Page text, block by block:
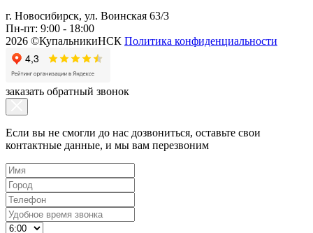
г. Новосибирск, ул. Воинская 63/3
Пн-пт: 9:00 - 18:00
2026 ©КупальникиНСК Политика конфиденциальности
заказать обратный звонок
Если вы не смогли до нас дозвониться, оставьте свои
контактные данные, и мы вам перезвоним